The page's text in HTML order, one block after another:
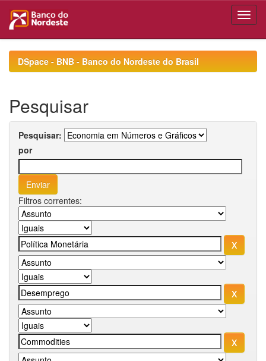
navigationDSpace - BNB - Banco do Nordeste do Brasil
Pesquisar
Pesquisar:
por
Filtros correntes: